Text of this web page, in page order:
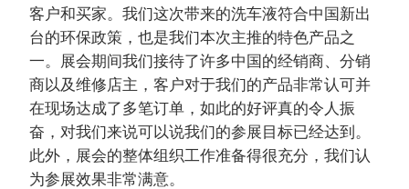
客户和买家。我们这次带来的洗车液符合中国新出
台的环保政策，也是我们本次主推的特色产品之
一。展会期间我们接待了许多中国的经销商、分销
商以及维修店主，客户对于我们的产品非常认可并
在现场达成了多笔订单，如此的好评真的令人振
奋，对我们来说可以说我们的参展目标已经达到。
此外，展会的整体组织工作准备得很充分，我们认
为参展效果非常满意。